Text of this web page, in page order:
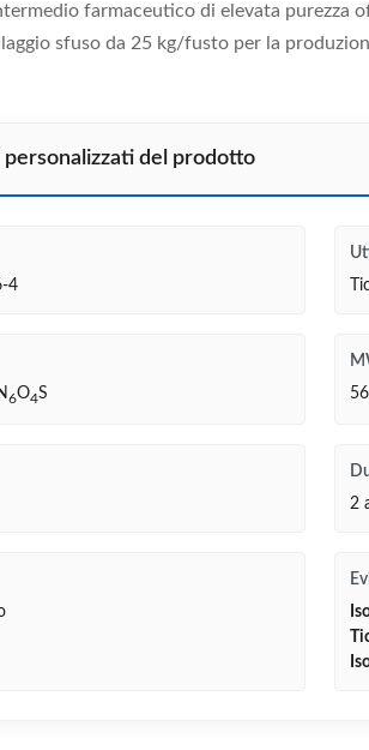
farmaceutico di elevata purezza
sfuso da 25 kg/fusto per la
del prodotto
4
6O4S
2